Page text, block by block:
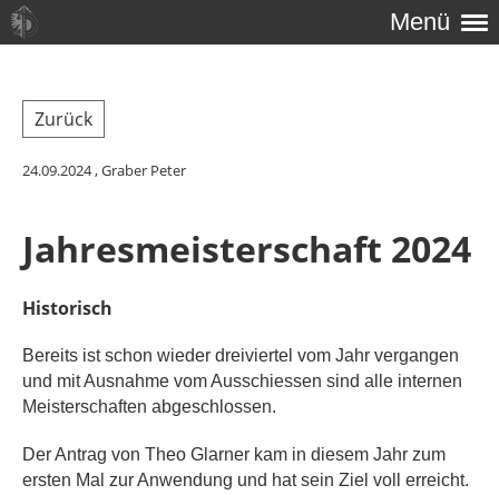
Menü
Zurück
24.09.2024, Graber Peter
Jahresmeisterschaft 2024
Historisch
Bereits ist schon wieder dreiviertel vom Jahr vergangen
und mit Ausnahme vom Ausschiessen sind alle internen
Meisterschaften abgeschlossen.
Der Antrag von Theo Glarner kam in diesem Jahr zum
ersten Mal zur Anwendung und hat sein Ziel voll erreicht.